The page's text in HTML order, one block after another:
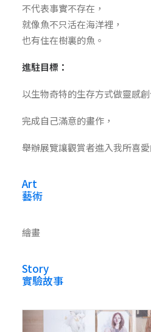
不代表事實不存在，
就像魚不只活在海洋裡，
也有住在樹裏的魚。
進駐目標：
以生物奇特的生存方式做靈感創
完成自己滿意的畫作，
舉辦展覽讓觀賞者進入我所喜愛
Art
藝術
繪畫
Story
實驗故事